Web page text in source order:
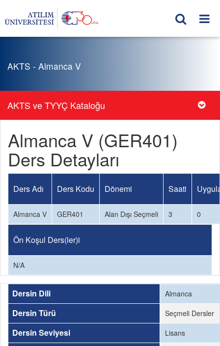
AKTS - Almanca V
AKTS ve TYYÇ Kataloğu
Almanca V (GER401)
Ders Detayları
Ders Adı Ders Kodu Dönemi Saati
Almanca V GER401 Alan Dışı Seçmeli 3 0
Ön Koşul Ders(ler)i
N/A
Dersin Dili Almanca
Dersin Türü Seçmeli Dersler
Dersin Seviyesi Lisans